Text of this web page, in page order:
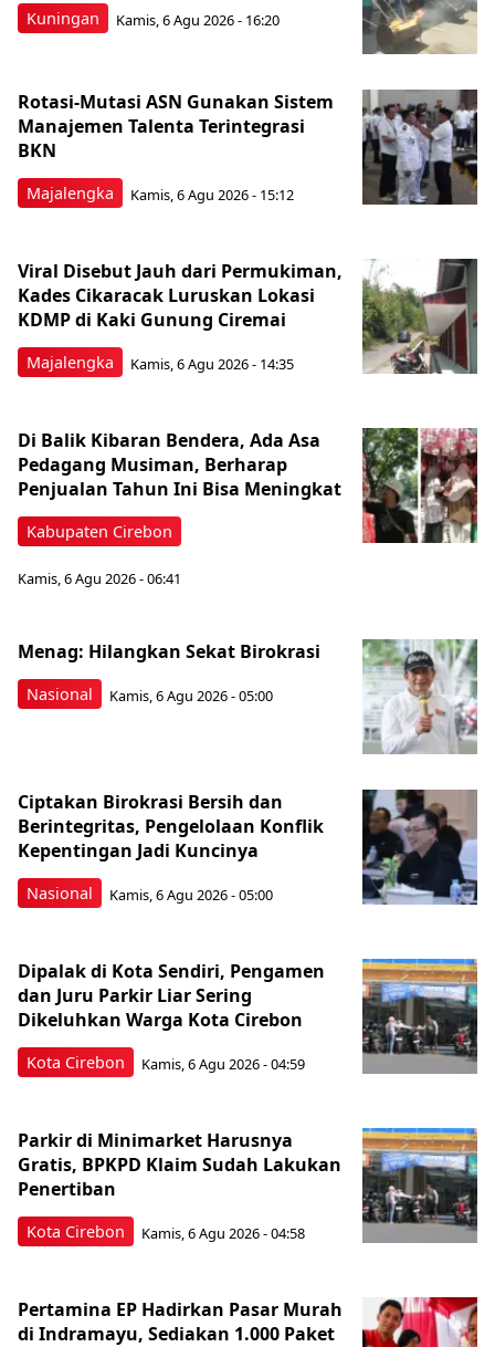
Kuningan Kamis, 6 Agu 2026 - 16:20
Majalengka
Rotasi-Mutasi ASN Gunakan Sistem
Manajemen Talenta Terintegrasi
BKN
Kamis, 6 Agu 2026 - 15:12
Majalengka
Viral Disebut Jauh dari Permukiman,
Kades Cikaracak Luruskan Lokasi
KDMP di Kaki Gunung Ciremai
Kamis, 6 Agu 2026 - 14:35
Kabupaten Cirebon
Di Balik Kibaran Bendera, Ada Asa
Pedagang Musiman, Berharap
Penjualan Tahun Ini Bisa Meningkat
Kamis, 6 Agu 2026 - 06:41
Nasional
Menag: Hilangkan Sekat Birokrasi
Kamis, 6 Agu 2026 - 05:00
Nasional
Ciptakan Birokrasi Bersih dan
Berintegritas, Pengelolaan Konflik
Kepentingan Jadi Kuncinya
Kamis, 6 Agu 2026 - 05:00
Kota Cirebon
Dipalak di Kota Sendiri, Pengamen
dan Juru Parkir Liar Sering
Dikeluhkan Warga Kota Cirebon
Kamis, 6 Agu 2026 - 04:59
Kota Cirebon
Parkir di Minimarket Harusnya
Gratis, BPKPD Klaim Sudah Lakukan
Penertiban
Kamis, 6 Agu 2026 - 04:58
Pertamina EP Hadirkan Pasar Murah
di Indramayu, Sediakan 1.000 Paket